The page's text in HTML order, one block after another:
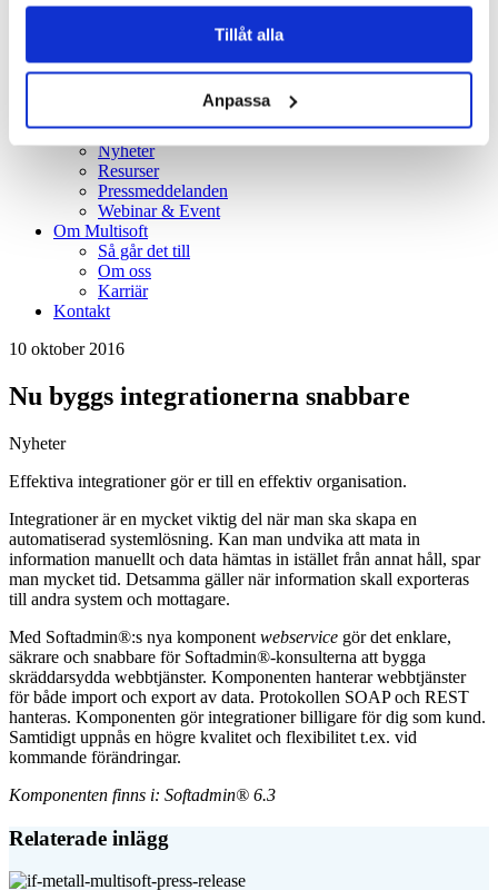
Läs vårIntegritetspolicy
CookiesTillåt alla
Anpassa
Vård och omsorg
Kundcase
Guider
Nyheter
Resurser
Pressmeddelanden
Webinar & Event
Om Multisoft
Så går det till
Om oss
Karriär
Kontakt
10 oktober 2016
Nu byggs integrationerna snabbare
Nyheter
Effektiva integrationer gör er till en effektiv organisation.
Integrationer är en mycket viktig del när man ska skapa en
automatiserad systemlösning. Kan man undvika att mata in
information manuellt och data hämtas in istället från annat håll, spar
man mycket tid. Detsamma gäller när information skall exporteras
till andra system och mottagare.
Med Softadmin®:s nya komponent webservice gör det enklare,
säkrare och snabbare för Softadmin®-konsulterna att bygga
skräddarsydda webbtjänster. Komponenten hanterar webbtjänster
för både import och export av data. Protokollen SOAP och REST
hanteras. Komponenten gör integrationer billigare för dig som kund.
Samtidigt uppnås en högre kvalitet och flexibilitet t.ex. vid
kommande förändringar.
Komponenten finns i: Softadmin® 6.3
Relaterade inlägg